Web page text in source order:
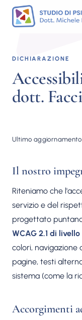
DICHIARAZIONE
dott. Facci
Ultimo
Il nostro
Riteniamo che
servizio e del
progettato
WCAG 2.1 di
colori, navigazione
pagine, testi
sistema (come la
Accorgimenti